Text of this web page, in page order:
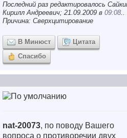
Последний раз редактировалось
Кирилл Андреевич; 21.09.2009 в 09:08..
Причина: Сверхцитирование
В Минюст
Цитата
Спасибо
nat-20073, по поводу Вашего
вопроса о противоречии двух